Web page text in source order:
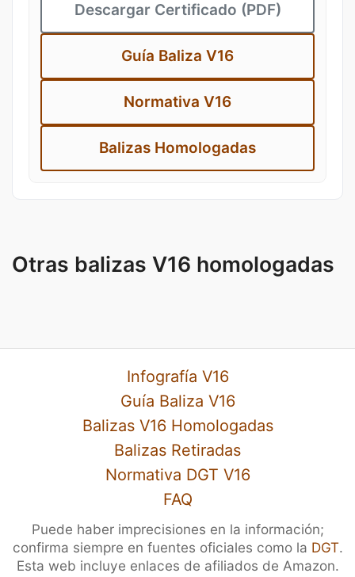
Descargar Certificado (PDF)
Guía Baliza V16
Normativa V16
Balizas Homologadas
Otras balizas V16 homologadas
Infografía V16
Guía Baliza V16
Balizas V16 Homologadas
Balizas Retiradas
Normativa DGT V16
FAQ
Puede haber imprecisiones en la información;
confirma siempre en fuentes oficiales como la DGT.
Esta web incluye enlaces de afiliados de Amazon.